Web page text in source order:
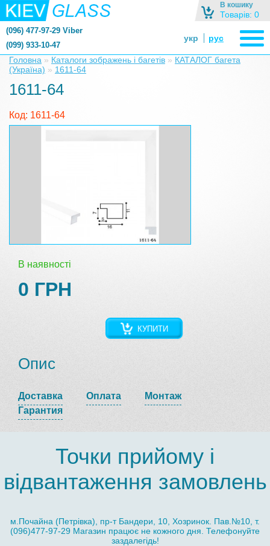
В кошику
Товарів: 0
(096) 477-97-29 Viber
(099) 933-10-47
zerkalonazakaz@gmail.com
zerkaloshop@ukr.net
укр рус
Головна » Каталоги зображень і багетів » КАТАЛОГ багета
(Україна) » 1611-64
1611-64
Код: 1611-64
В наявності
0 ГРН
КУПИТИ
Опис
Доставка Оплата
Монтаж
Гарантия
Точки прийому і
відвантаження замовлень
м.Почайна (Петрівка), пр-т Бандери, 10, Хозринок. Пав.№10, т.
(096)477-97-29 Магазин працює не кожного дня. Телефонуйте
заздалегідь!